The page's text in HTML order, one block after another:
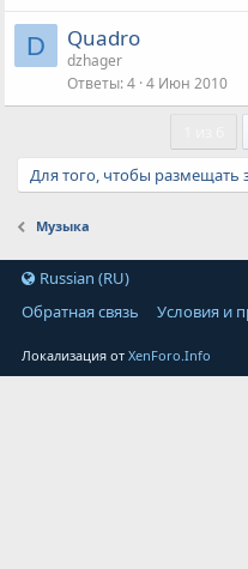
D Quadro
dzhager
Ответы 4 4 Июн 2010
Для того, чтобы размещать
Музыка
Russian (RU)
Обратная связь
Условия и
Локализация отXenForo.Info